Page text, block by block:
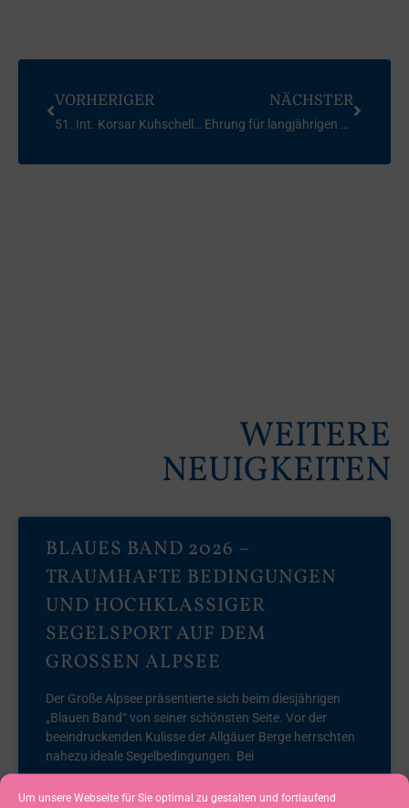
Um unsere Webseite für Sie optimal zu gestalten und fortlaufend
VORHERIGER
51. Int. Korsar Kuhschelle 2016
NÄCHSTER
Ehrung für langjährigen Vorstandsvorsitzenden Uli Weigel (2000-2016)
WEITERE
NEUIGKEITEN
BLAUES BAND 2026 –
TRAUMHAFTE BEDINGUNGEN
UND HOCHKLASSIGER
SEGELSPORT AUF DEM
GROSSEN ALPSEE
Der Große Alpsee präsentierte sich beim diesjährigen
„Blauen Band“ von seiner schönsten Seite. Vor der
beeindruckenden Kulisse der Allgäuer Berge herrschten
nahezu ideale Segelbedingungen. Bei
READ MORE »